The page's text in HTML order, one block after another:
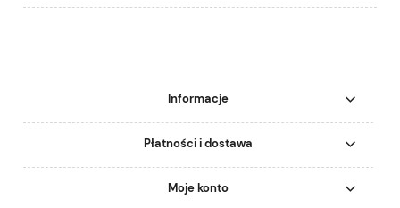
Informacje
Płatności i dostawa
Moje konto